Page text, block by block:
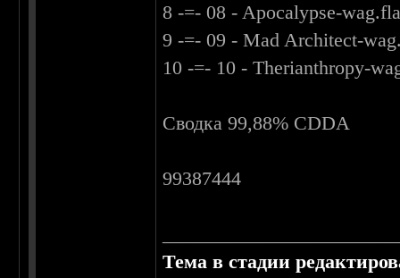
8 -=- 08 - Apocalypse-
9 -=- 09 - Mad Architect-
10 -=- 10 - Therianthropy-
Сводка 99,88% CDDA
99387444
Тема в стадии